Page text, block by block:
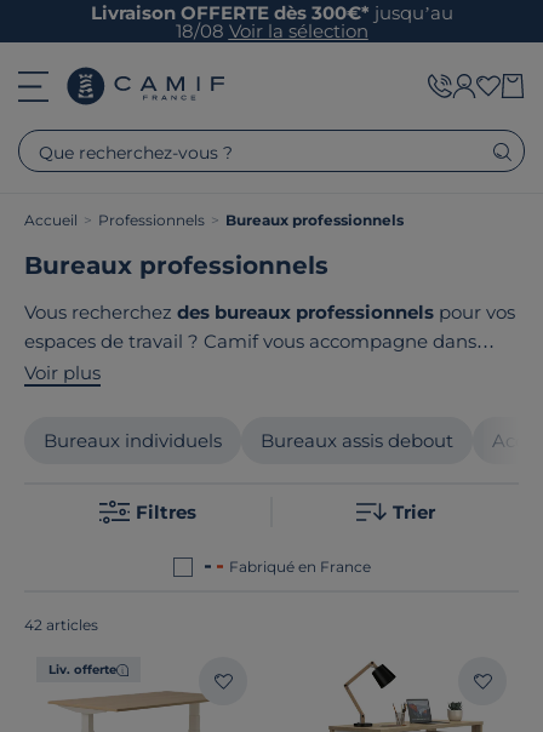
Livraison OFFERTE dès 300€* jusqu’au
18/08 Voir la sélection
Que recherchez-vous ?
Accueil > Professionnels > Bureaux professionnels
Bureaux professionnels
Vous recherchez des bureaux professionnels pour vos
espaces de travail ? Camif vous accompagne dans
l'aménagement de vos locaux avec une sélection de
proposons des solutions d'aménagement adaptées à
commun de nos produits ? Ils sont tousfabriqués en
Voir plus
Bureaux individuels Bureaux assis debout
Filtres Trier
Fabriqué en France
42 articles
Liv. offerte